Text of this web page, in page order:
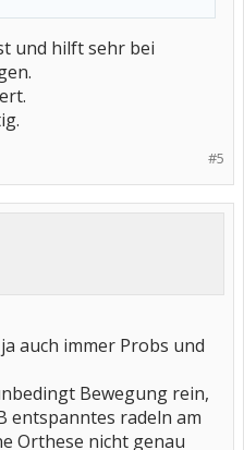
und hilft sehr bei
#5
auch immer Probs und
Bewegung rein,
entspanntes radeln am
Orthese nicht genau